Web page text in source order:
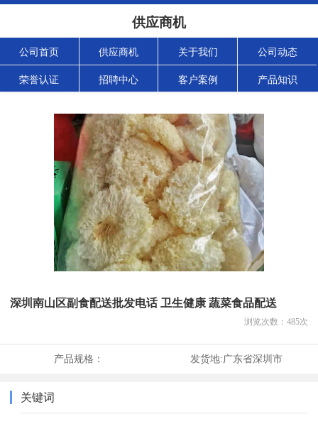
供应商机
公司首页 供应商机 关于我们 公司动态
荣誉认证 招聘中心 客户案例 产品知识
深圳南山区副食配送批发电话 卫生健康 蔬菜食品配送
浏览次数： 485次
产品规格： 发货地:广东省深圳市
关键词